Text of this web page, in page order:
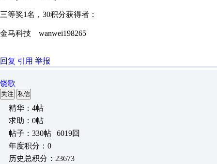
三等奖1名，30积分获得者：
金马科技 wanwei198265
回复 引用 举报
饶歌
关注 私信
精华：4帖
求助：0帖
帖子：330帖 | 6019回
年度积分：0
历史总积分：23673